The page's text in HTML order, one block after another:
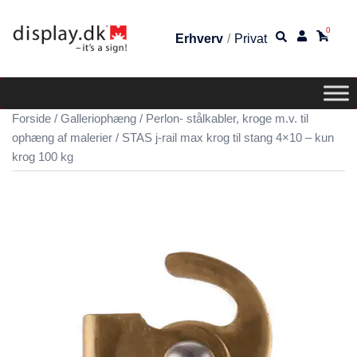
Erhverv / Privat
0
Forside / Galleriophæng / Perlon- stålkabler, kroge m.v. til
ophæng af malerier / STAS j-rail max krog til stang 4×10 – kun
krog 100 kg